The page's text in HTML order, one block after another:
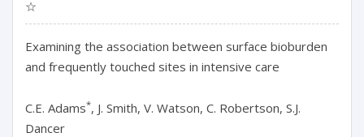
☆
Examining the association between surface bioburden
and frequently touched sites in intensive care
C.E. Adams*, J. Smith, V. Watson, C. Robertson, S.J.
Dancer